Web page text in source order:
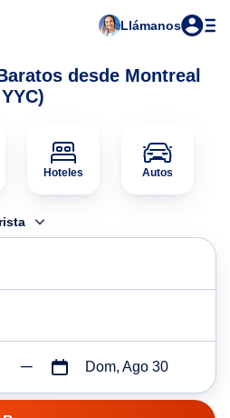
Llámanos
desde Montreal
Hoteles Autos
Dom, Ago 30